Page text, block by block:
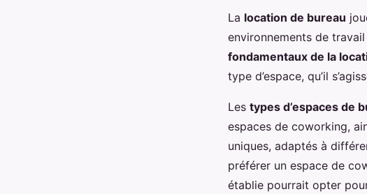
La location de bureau
environnements de
fondamentaux de la
type d’espace, qu’il
Les types d’espaces de
espaces de coworking,
uniques, adaptés à
préférer un espace de
établie pourrait opter